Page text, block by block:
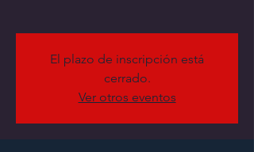
El plazo de inscripción está
cerrado.
Ver otros eventos